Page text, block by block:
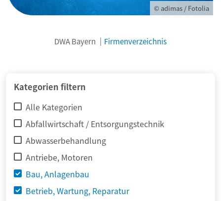
© adimas / Fotolia
DWA Bayern Firmenverzeichnis
Kategorien filtern
Alle Kategorien
Abfallwirtschaft / Entsorgungstechnik
Abwasserbehandlung
Antriebe, Motoren
Bau, Anlagenbau
Betrieb, Wartung, Reparatur